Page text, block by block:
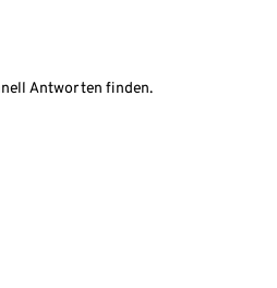
Antworten finden.